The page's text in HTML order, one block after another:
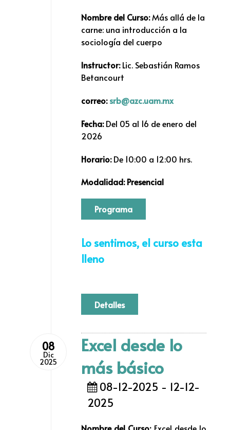
Nombre del Curso:Más allá de la
carne: una introducción a la
sociología del cuerpo
Instructor:Lic. Sebastián Ramos
Betancourt
correo:srb@azc.uam.mx
Fecha:Del 05 al 16 de enero del
2026
Horario:De 10:00 a 12:00 hrs.
Modalidad: Presencial
Programa
Lo sentimos, el curso esta
lleno
Detalles
08
Dic
2025
Excel desde lo
más básico
08-12-2025 - 12-12-
2025